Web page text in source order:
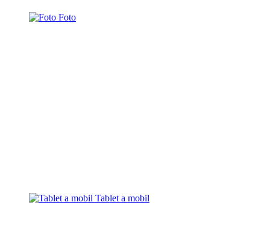
Foto
Tablet a mobil